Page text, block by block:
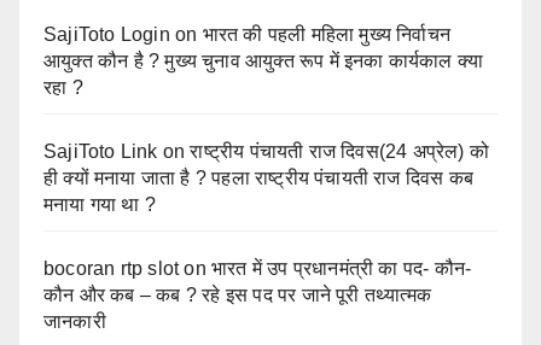
SajiToto Login on भारत की पहली महिला मुख्य निर्वाचन
आयुक्त कौन है ? मुख्य चुनाव आयुक्त रूप में इनका कार्यकाल क्या
रहा ?
SajiToto Link onराष्ट्रीय पंचायती राज दिवस(24 अप्रेल) को
ही क्यों मनाया जाता है ? पहला राष्ट्रीय पंचायती राज दिवस कब
मनाया गया था ?
bocoran rtp slotonभारत में उप प्रधानमंत्री का पद- कौन-
कौन और कब – कब ? रहे इस पद पर जाने पूरी तथ्यात्मक
जानकारी